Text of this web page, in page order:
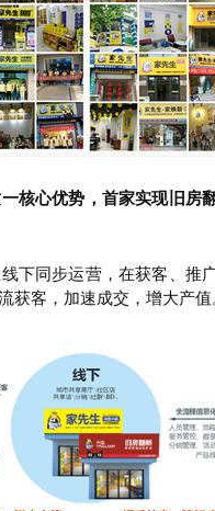
核心优势，首家实现旧房
下同步运营，在获客、推
获客，加速成交，增大产值